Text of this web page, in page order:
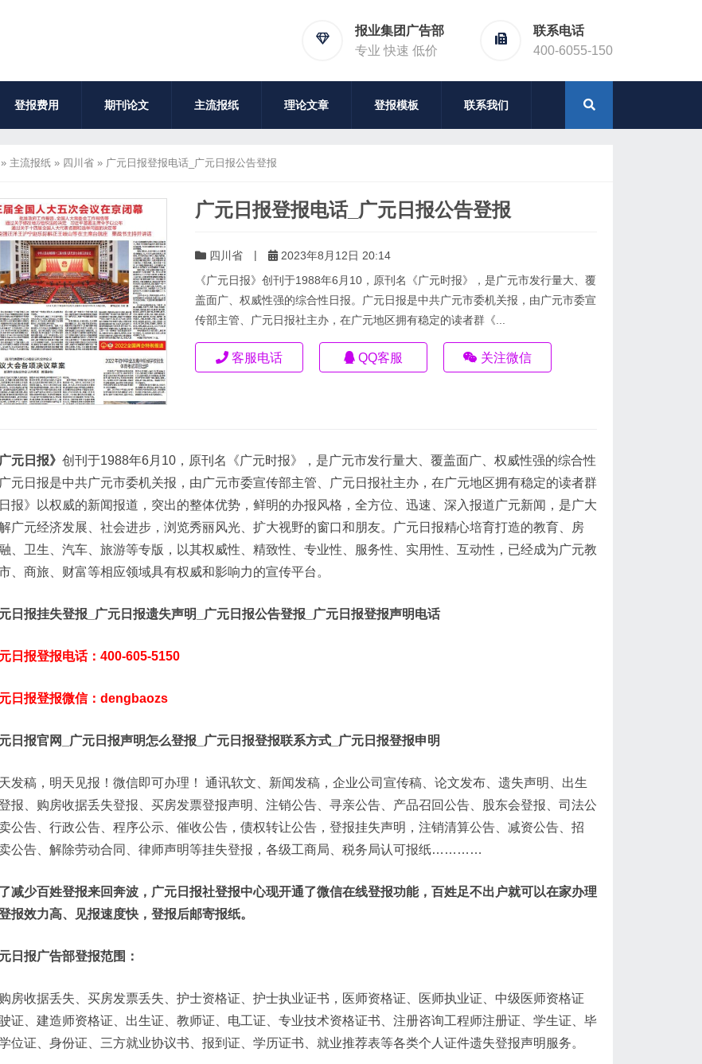
报业集团广告部
专业 快速 低价
联系电话
400-6055-150
登报费用 期刊论文 主流报纸 理论文章 登报模板 联系我们
» 主流报纸 » 四川省 » 广元日报登报电话_广元日报公告登报
广元日报登报电话_广元日报公告登报
四川省 |
2023年8月12日 20:14
《广元日报》创刊于1988年6月10，原刊名《广元时报》，是广元市发行量大、覆
盖面广、权威性强的综合性日报。广元日报是中共广元市委机关报，由广元市委宣
传部主管、广元日报社主办，在广元地区拥有稳定的读者群《...
客服电话 QQ客服 关注微信
广元日报》 创刊于1988年6月10，原刊名《广元时报》，是广元市发行量大、覆盖面广、权威性强的综合性
元日报是中共广元市委机关报，由广元市委宣传部主管、广元日报社主办，在广元地区拥有稳定的读者群
日报》以权威的新闻报道，突出的整体优势，鲜明的办报风格，全方位、迅速、深入报道广元新闻，是广大
广元经济发展、社会进步，浏览秀丽风光、扩大视野的窗口和朋友。广元日报精心培育打造的教育、房
、卫生、汽车、旅游等专版，以其权威性、精致性、专业性、服务性、实用性、互动性，已经成为广元教
、商旅、财富等相应领域具有权威和影响力的宣传平台。
日报挂失登报_广元日报遗失声明_广元日报公告登报_广元日报登报声明电话
日报登报电话：400-605-5150
日报登报微信：dengbaozs
日报官网_广元日报声明怎么登报_广元日报登报联系方式_广元日报登报申明
发稿，明天见报！微信即可办理！ 通讯软文、新闻发稿，企业公司宣传稿、论文发布、遗失声明、出生
报、购房收据丢失登报、买房发票登报声明、注销公告、寻亲公告、产品召回公告、股东会登报、司法公
公告、行政公告、程序公示、催收公告，债权转让公告，登报挂失声明，注销清算公告、减资公告、招
公告、解除劳动合同、律师声明等挂失登报，各级工商局、税务局认可报纸…………
减少百姓登报来回奔波，广元日报社登报中心现开通了微信在线登报功能，百姓足不出户就可以在家办理
报效力高、见报速度快，登报后邮寄报纸。
日报广告部登报范围：
房收据丢失、买房发票丢失、护士资格证、护士执业证书，医师资格证、医师执业证、中级医师资格证
证、建造师资格证、出生证、教师证、电工证、专业技术资格证书、注册咨询工程师注册证、学生证、毕
位证、身份证、三方就业协议书、报到证、学历证书、就业推荐表等各类个人证件遗失登报声明服务。